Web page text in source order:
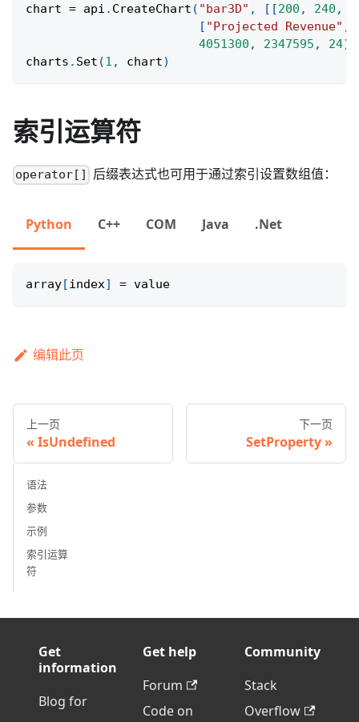
chart = api . CreateChart ( "bar3D" , [ [200 , 240 ,
[ "Projected Revenue" ,
4051300 , 2347595 , 24)
charts . Set (1 , chart)
索引运算符
operator[] 后缀表达式也可用于通过索引设置数组值：
Python C++ COM Java .Net
array [index] = value
编辑此页
上一页
IsUndefined
下一页
SetProperty
语法
参数
示例
索引运算
符
Get
information
Blog for
Get help
Forum
Code on
Community
Stack
Overflow